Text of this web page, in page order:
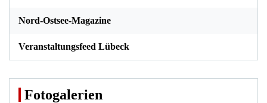
Nord-Ostsee-Magazine
Veranstaltungsfeed Lübeck
Fotogalerien